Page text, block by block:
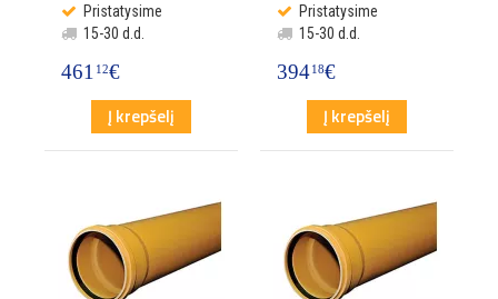
Pristatysime
15-30 d.d.
461 12€
Į krepšelį
Pristatysime
15-30 d.d.
39418€
Į krepšelį